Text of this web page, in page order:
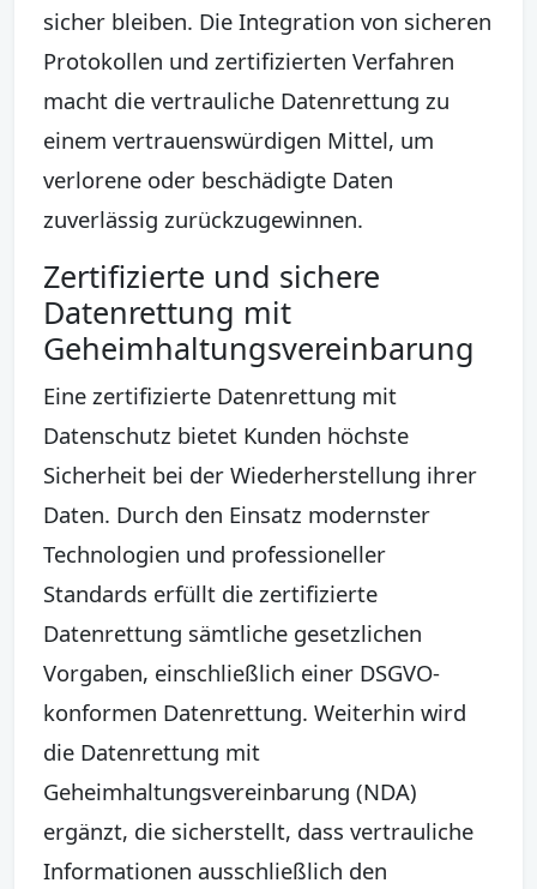
sicher bleiben. Die Integration von sicheren
Protokollen und zertifizierten Verfahren
macht die vertrauliche Datenrettung zu
einem vertrauenswürdigen Mittel, um
verlorene oder beschädigte Daten
zuverlässig zurückzugewinnen.
Zertifizierte und sichere
Datenrettung mit
Geheimhaltungsvereinbarung
Eine zertifizierte Datenrettung mit
Datenschutz bietet Kunden höchste
Sicherheit bei der Wiederherstellung ihrer
Daten. Durch den Einsatz modernster
Technologien und professioneller
Standards erfüllt die zertifizierte
Datenrettung sämtliche gesetzlichen
Vorgaben, einschließlich einer DSGVO-
konformen Datenrettung. Weiterhin wird
die Datenrettung mit
Geheimhaltungsvereinbarung (NDA)
ergänzt, die sicherstellt, dass vertrauliche
Informationen ausschließlich den